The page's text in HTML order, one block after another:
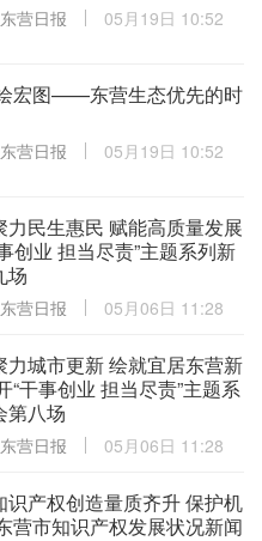
营日报 05月19日 10:52
宏图——东营生态优先的时
营日报 05月19日 10:52
力民生惠民 赋能高质量发展
创业 担当尽责”主题系列新
场
营日报 05月06日 11:28
力城市更新 绘就宜居东营新
“干事创业 担当尽责”主题系
第八场
营日报 05月06日 11:28
识产权创造量质齐升 保护机
营市知识产权发展状况新闻